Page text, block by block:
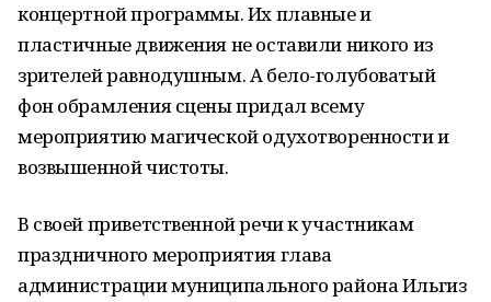
концертной программы. Их плавные и
пластичные движения не оставили никого из
зрителей равнодушным. А бело-голубоватый
фон обрамления сцены придал всему
мероприятию магической одухотворенности и
возвышенной чистоты.
В своей приветственной речи к участникам
праздничного мероприятия глава
администрации муниципального района Ильгиз